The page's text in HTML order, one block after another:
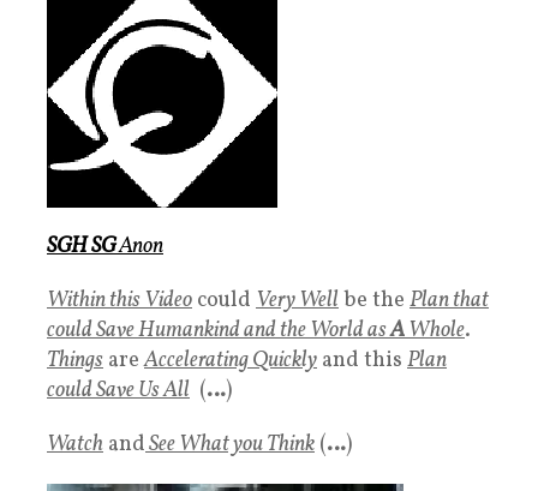
SGH SGAnon
Within thisVideo could Very Wellbe the Planthat
could Save Humankind and the World asAWhole.
Things areAccelerating Quickly and this Plan
could Save Us All (…)
Watch andSee What you Think (…)